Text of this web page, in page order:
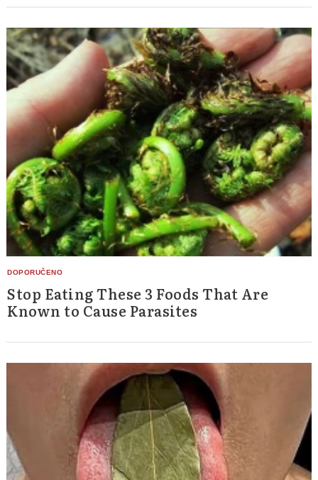
Stop Eating These 3 Foods That Are
Known to Cause Parasites